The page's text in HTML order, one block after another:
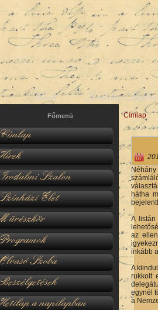
Hírek Irodalmi Szalon
Főmenü
Címlap
Hírek
Irodalmi Szalon
Színházi Élet
Művészkör
Programok
Olvasó Szoba
Beszélgetések
Hetilap a napilapban
Címlap
hátha
A listán
az
inkább
A
rukkolt
egynél
a